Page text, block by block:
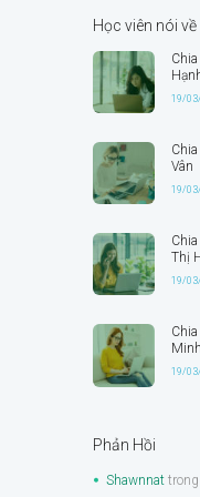
Học viên nói
19/
Vân
19/
Thị
19/
19/
Phản Hồi
Shawnnat trong